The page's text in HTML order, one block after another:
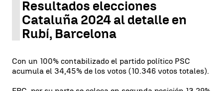
Resultados elecciones
Cataluña 2024 al detalle en
Rubí, Barcelona
Con un 100% contabilizado el partido político PSC
acumula el 34,45% de los votos (10.346 votos totales).